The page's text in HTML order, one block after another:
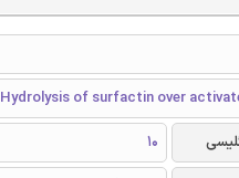
Hydrolysis of surfactin over
10